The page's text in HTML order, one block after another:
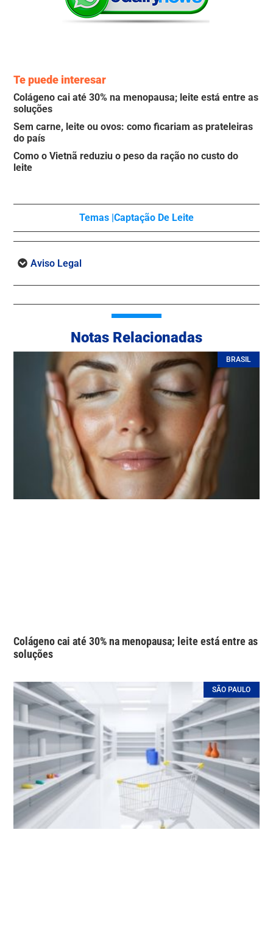
Te puede interesar
Colágeno cai até 30% na menopausa; leite está entre as
soluções
Sem carne, leite ou ovos: como ficariam as prateleiras
do país
Como o Vietnã reduziu o peso da ração no custo do
leite
Temas |Captação De Leite
Aviso Legal
Notas Relacionadas
BRASIL
Colágeno cai até 30% na menopausa; leite está entre as
soluções
SÃO PAULO